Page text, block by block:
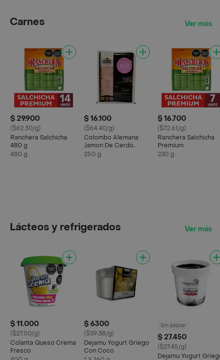
Carnes Ver más
$ 29.900
($62.30/g)
Ranchera Salchicha
480 g
480 g
$ 16.100
($64.40/g)
Colombo Alemana
Jamon De Cerdo
Dulce
250 g
$ 16.700
($72.61/g)
Ranchera Salchicha
Premium
230 g
Lácteos y refrigerados Ver más
$ 11.000
($27.50/g)
Colanta Queso Crema
Fresco
$ 6300
($39.38/g)
Dejamu Yogurt Griego
Con Coco
Sin azúcar
$ 27.450
($27.45/g)
Dejamu Yogurt